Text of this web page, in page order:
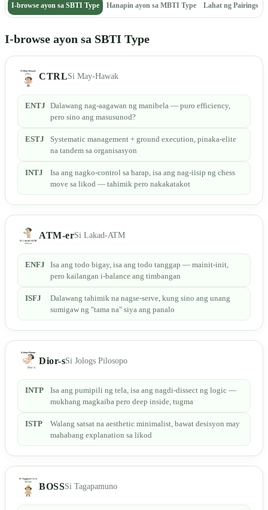
I-browse ayon sa SBTI Type Hanapin ayon sa MBTI Type Lahat ng Pairings
I-browse ayon sa SBTI Type
CTRLSi May-Hawak
ENTJ Dalawang nag-aagawan ng manibela — puro efficiency,
pero sino ang masusunod?
ESTJ
Systematic management + ground execution, pinaka-elite
na tandem sa organisasyon
INTJ
Isa ang nagko-control sa harap, isa ang nag-iisip ng chess
move sa likod — tahimik pero nakakatakot
ATM-erSi Lakad-ATM
ENFJ
Isa ang todo bigay, isa ang todo tanggap — mainit-init,
pero kailangan i-balance ang timbangan
ISFJ
Dalawang tahimik na nagse-serve, kung sino ang unang
sumigaw ng "tama na" siya ang panalo
Dior-sSi Jologs Pilosopo
INTP
Isa ang pumipili ng tela, isa ang nagdi-dissect ng logic —
mukhang magkaiba pero deep inside, tugma
ISTP
Walang satsat na aesthetic minimalist, bawat desisyon may
mahabang explanation sa likod
BOSSSi Tagapamuno